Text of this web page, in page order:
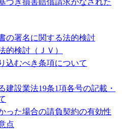
の署名に関する法的検討
的検討（ＪＶ）
込むべき条項について
建設業法19条1項各号の記載・
った場合の請負契約の有効性
点